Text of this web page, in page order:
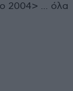
2004> ... όλα